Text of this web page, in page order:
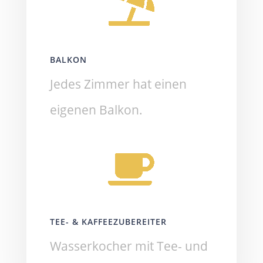
BALKON
Jedes Zimmer hat einen
eigenen Balkon.
TEE- & KAFFEEZUBEREITER
Wasserkocher mit Tee- und